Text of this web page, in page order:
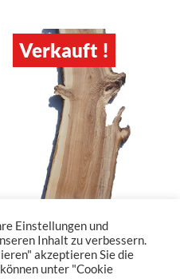
Verkauft !
2
49,00€
Einstellungen und
Inhalt zu verbessern.
akzeptieren Sie die
unter "Cookie